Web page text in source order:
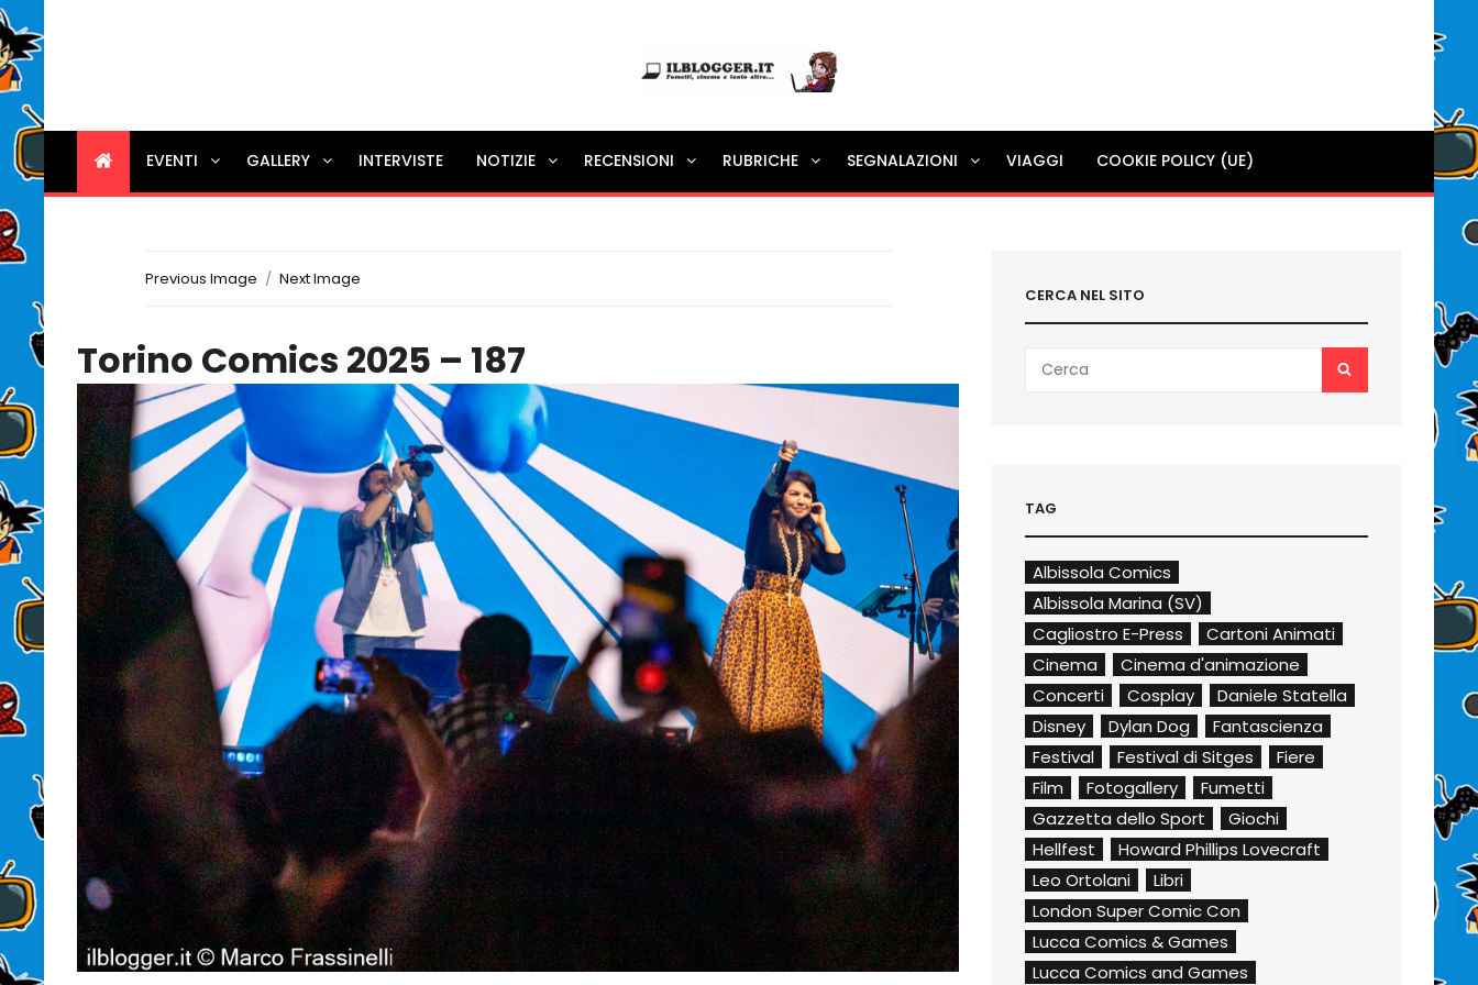
Ilblogger.it
Il portalino di blog |
EVENTI GALLERY INTERVISTE NOTIZIE RECENSIONI RUBRICHE SEGNALAZIONI VIAGGI COOKIE POLICY (UE)
Previous Image Next Image
Torino Comics 2025 – 187
CERCA NEL SITO
for:
TAG
Albissola Comics
Albissola Marina (SV)
Cagliostro E-Press
Cartoni Animati
Cinema
Cinema d'animazione
Concerti
Cosplay
Daniele Statella
Disney
Dylan Dog
Fantascienza
Festival
Festival di Sitges
Fiere
Film
Fotogallery
Fumetti
Gazzetta dello Sport
Giochi
Hellfest
Howard Phillips Lovecraft
Leo Ortolani
Libri
London Super Comic Con
Lucca Comics & Games
Lucca Comics and Games